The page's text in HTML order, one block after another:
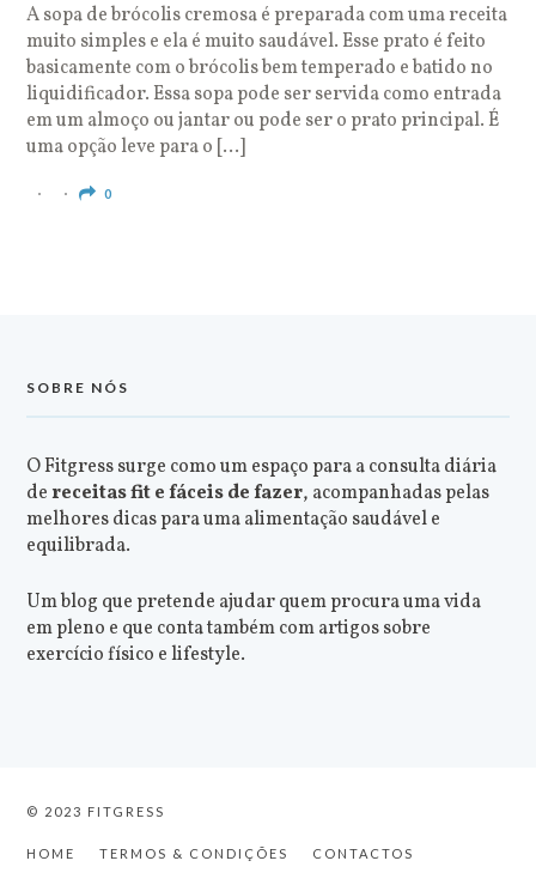
A sopa de brócolis cremosa é preparada com uma receita
muito simples e ela é muito saudável. Esse prato é feito
basicamente com o brócolis bem temperado e batido no
liquidificador. Essa sopa pode ser servida como entrada
em um almoço ou jantar ou pode ser o prato principal. É
uma opção leve para o […]
0
SOBRE NÓS
O Fitgress surge como um espaço para a consulta diária
dereceitas fit e fáceis de fazer, acompanhadas pelas
melhores dicas para uma alimentação saudável e
equilibrada.
Um blog que pretende ajudar quem procura uma vida
em pleno e que conta também com artigos sobre
exercício físico e lifestyle.
© 2023 FITGRESS
HOME TERMOS & CONDIÇÕES CONTACTOS